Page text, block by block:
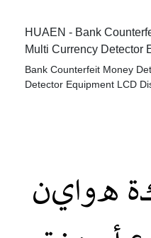
HUAEN - Bank
Multi Currency Detector
Bank Counterfeit Money
Detector Equipment LCD
هواين